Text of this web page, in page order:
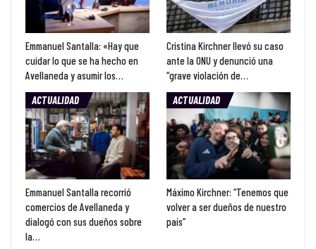
Emmanuel Santalla: «Hay que
cuidar lo que se ha hecho en
Avellaneda y asumir los…
Cristina Kirchner llevó su caso
ante la ONU y denunció una
“grave violación de…
ACTUALIDAD
Emmanuel Santalla recorrió
comercios de Avellaneda y
dialogó con sus dueños sobre
la…
ACTUALIDAD
Máximo Kirchner: “Tenemos que
volver a ser dueños de nuestro
país”